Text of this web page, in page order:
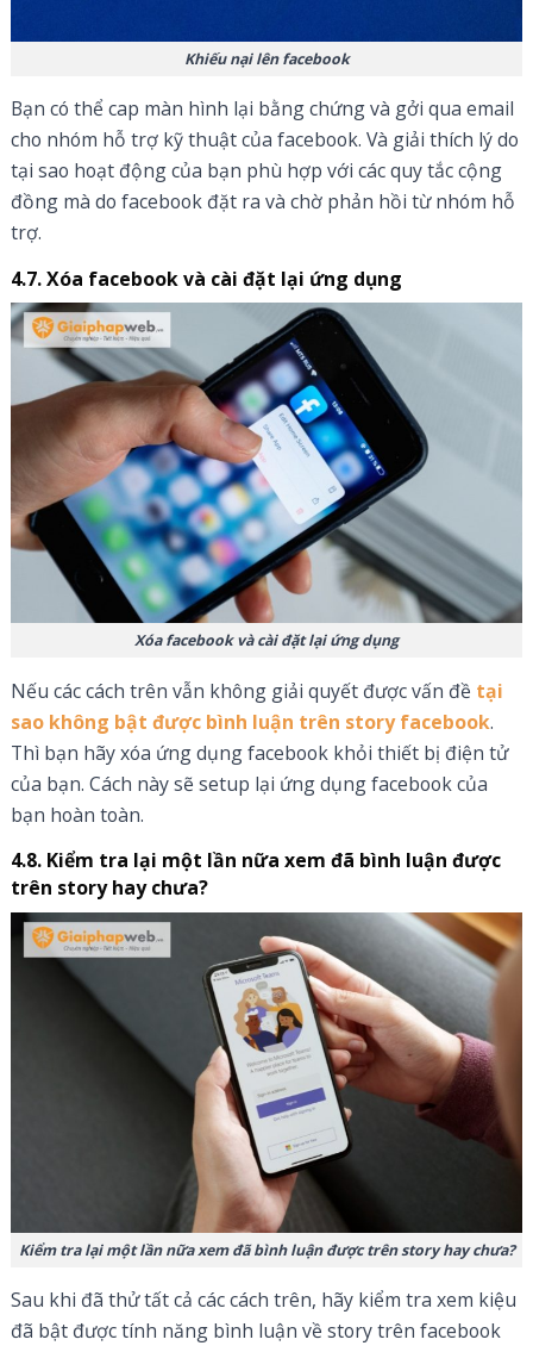
Khiếu nại lên facebook
Bạn có thể cap màn hình lại bằng chứng và gởi qua email
cho nhóm hỗ trợ kỹ thuật của facebook. Và giải thích lý do
tại sao hoạt động của bạn phù hợp với các quy tắc cộng
đồng mà do facebook đặt ra và chờ phản hồi từ nhóm hỗ
trợ.
4.7. Xóa facebook và cài đặt lại ứng dụng
Xóa facebook và cài đặt lại ứng dụng
Nếu các cách trên vẫn không giải quyết được vấn đề tại
sao không bật được bình luận trên story facebook.
Thì bạn hãy xóa ứng dụng facebook khỏi thiết bị điện tử
của bạn. Cách này sẽ setup lại ứng dụng facebook của
bạn hoàn toàn.
4.8. Kiểm tra lại một lần nữa xem đã bình luận được
trên story hay chưa?
Kiểm tra lại một lần nữa xem đã bình luận được trên story hay chưa?
Sau khi đã thử tất cả các cách trên, hãy kiểm tra xem kiệu
đã bật được tính năng bình luận về story trên facebook